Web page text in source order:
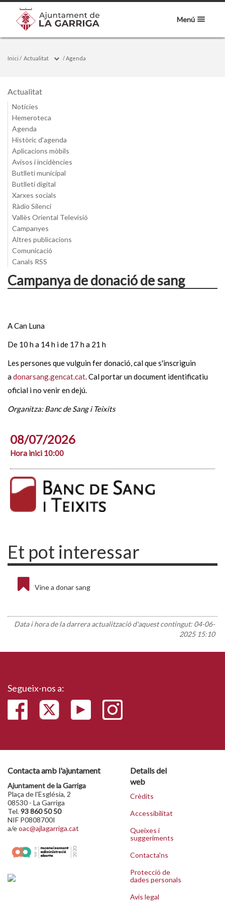
Menú
Inici / Actualitat /Agenda
Actualitat
Notícies
Hemeroteca
Agenda
Històric d'agenda
Aplicacions mòbils
Avisos i incidències
Butlletí municipal
Butlletí digital
Xarxes socials
Ràdio Silenci
Vallès Oriental Televisió
Campanyes
Altres publicacions
Comunicació
Canals RSS
Campanya de donació de sang
A Can Luna
De 10 h a 14 h i de 17 h a 21 h
Les persones que vulguin fer donació, cal que s'inscriguin
adonarsang.gencat.cat. Cal portar un document identificatiu
oficial i no venir en dejú.
Organitza: Banc de Sang i Teixits
08/07/2026
Hora inici 10:00
Et pot interessar
Vine a donar sang
Data i hora de la darrera actualització d'aquest contingut: 04-06-
2025 15:10
Segueix-nos a:
Contacta amb l'ajuntament
Ajuntament de la Garriga
Plaça de l'Església, 2
08530 - La Garriga
Tel.93 860 50 50
NIF P0808700I
a/eoac@ajlagarriga.cat
Detalls del
web
Crèdits
Accessibilitat
Queixes i
suggeriments
Contacta'ns
Protecció de
dades personals
Avís legal